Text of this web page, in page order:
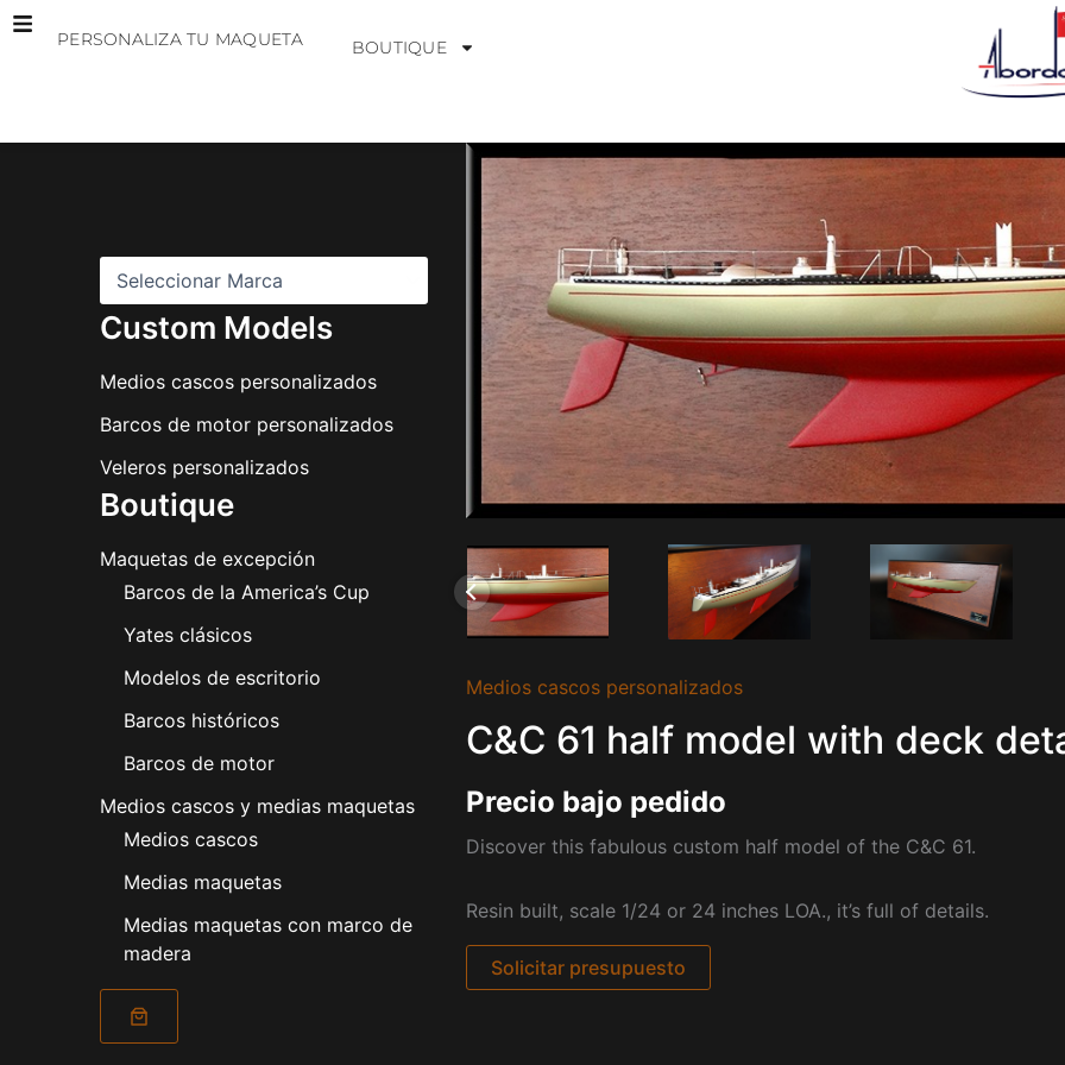
PERSONALIZA TU MAQUETA BOUTIQUE
Custom Models
Medios cascos personalizados
Barcos de motor personalizados
Veleros personalizados
Boutique
Maquetas de excepción
Barcos de la America’s Cup
Yates clásicos
Modelos de escritorio
Barcos históricos
Barcos de motor
Medios cascos y medias maquetas
Medios cascos
Medias maquetas
Medias maquetas con marco de
madera
Medios cascos personalizados
C&C 61 half model with deck
Precio bajo pedido
Discover this fabulous custom half model of the C&C 61.
Resin built, scale 1/24 or 24 inches LOA., it’s full of details.
Solicitar presupuesto